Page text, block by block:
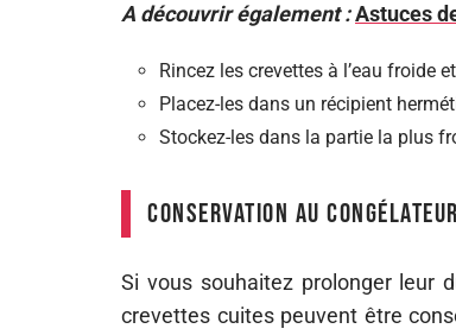
A découvrir également :Astuces
Rincez les crevettes à l’eau froide
Placez-les dans un récipient
Stockez-les dans la partie la plus
Conservation au congélateur
Si vous souhaitez prolonger leur
crevettes cuites peuvent être